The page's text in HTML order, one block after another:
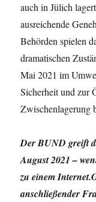
auch in Jülich
ausreichende
Behörden spielen
dramatischen
Mai 2021 im
Sicherheit und zur
Zwischenlagerung
Der BUND greift
August 2021 –
zu einem
anschließender